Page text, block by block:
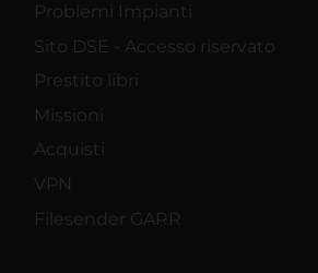
Problemi Impianti
Sito DSE - Accesso riservato
Prestito libri
Missioni
Acquisti
VPN
Filesender GARR